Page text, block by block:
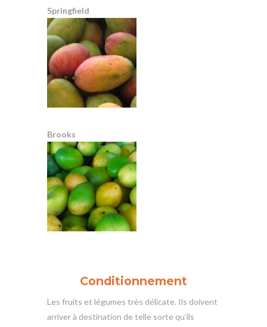
Springfield
Brooks
Conditionnement
Les fruits et légumes très délicate. Ils doivent
arriver à destination de telle sorte qu’ils